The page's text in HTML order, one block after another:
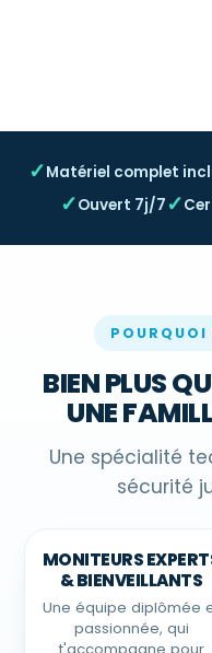
✓Matériel complet
✓Ouvert 7j/7 ✓
BIEN PLUS
UNE
Une spécialité
sécurité
MONITEURS
& BIENVEILLANTS
Une équipe diplômée
passionnée, qui